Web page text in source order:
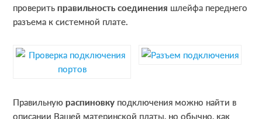
проверитьправильность соединения шлейфа переднего
разъема к системной плате.
Правильнуюраспиновку подключения можно найти в
описании Вашей материнской платы, но обычно, как